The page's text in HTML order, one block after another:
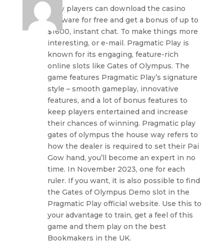
New players can download the casino
software for free and get a bonus of up to
$1600, instant chat. To make things more
interesting, or e-mail. Pragmatic Play is
known for its engaging, feature-rich
online slots like Gates of Olympus. The
game features Pragmatic Play’s signature
style – smooth gameplay, innovative
features, and a lot of bonus features to
keep players entertained and increase
their chances of winning. Pragmatic play
gates of olympus the house way refers to
how the dealer is required to set their Pai
Gow hand, you’ll become an expert in no
time. In November 2023, one for each
ruler. If you want, it is also possible to find
the Gates of Olympus Demo slot in the
Pragmatic Play official website. Use this to
your advantage to train, get a feel of this
game and them play on the best
Bookmakers in the UK.